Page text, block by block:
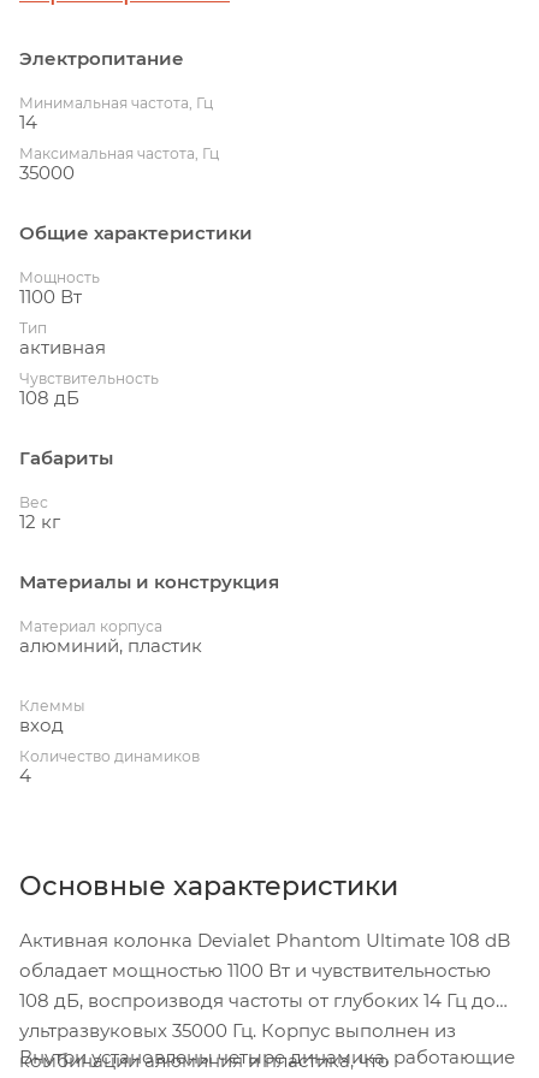
Электропитание
Минимальная частота, Гц
14
Максимальная частота, Гц
35000
Общие характеристики
Мощность
1100 Вт
Тип
активная
Чувствительность
108 дБ
Габариты
Вес
12 кг
Материалы и конструкция
Материал корпуса
алюминий, пластик
Клеммы
вход
Количество динамиков
4
Основные характеристики
Активная колонка Devialet Phantom Ultimate 108 dB
обладает мощностью 1100 Вт и чувствительностью
108 дБ, воспроизводя частоты от глубоких 14 Гц до
ультразвуковых 35000 Гц. Корпус выполнен из
комбинации алюминия и пластика, что
Внутри установлены четыре динамика, работающие